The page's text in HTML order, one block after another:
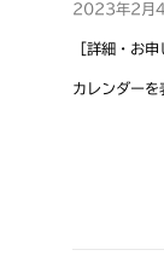
2023年2月
［詳細・お
カレンダーを